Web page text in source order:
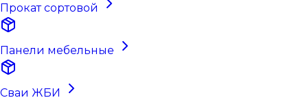
Прокат сортовой
Панели мебельные
Сваи ЖБИ